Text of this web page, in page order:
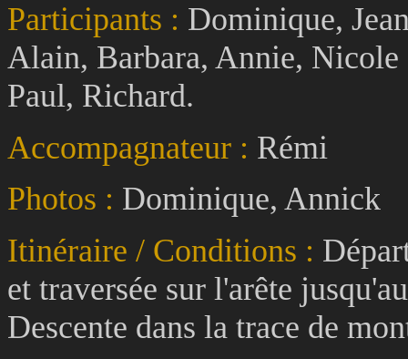
Participants : Dominique,
Alain, Barbara, Annie, Nicole
Paul, Richard.
Accompagnateur : Rémi
Photos : Dominique, Annick
Itinéraire / Conditions :
et traversée sur l'arête
Descente dans la trace de